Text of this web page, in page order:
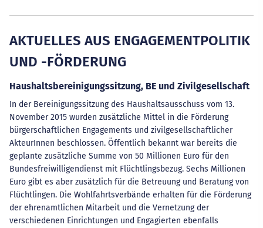
AKTUELLES AUS ENGAGEMENTPOLITIK
UND -FÖRDERUNG
Haushaltsbereinigungssitzung, BE und Zivilgesellschaft
In der Bereinigungssitzung des Haushaltsausschuss vom 13.
November 2015 wurden zusätzliche Mittel in die Förderung
bürgerschaftlichen Engagements und zivilgesellschaftlicher
AkteurInnen beschlossen. Öffentlich bekannt war bereits die
geplante zusätzliche Summe von 50 Millionen Euro für den
Bundesfreiwilligendienst mit Flüchtlingsbezug. Sechs Millionen
Euro gibt es aber zusätzlich für die Betreuung und Beratung von
Flüchtlingen. Die Wohlfahrtsverbände erhalten für die Förderung
der ehrenamtlichen Mitarbeit und die Vernetzung der
verschiedenen Einrichtungen und Engagierten ebenfalls